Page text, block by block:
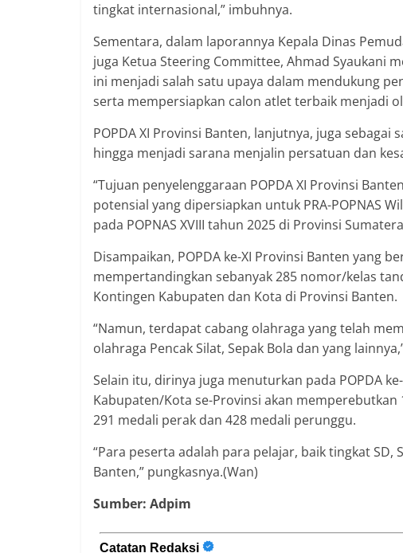
tingkat internasional,” imbuhnya.
Sementara, dalam laporannya Kepala Dinas
juga Ketua Steering Committee, Ahmad Syaukani
ini menjadi salah satu upaya dalam mendukung
serta mempersiapkan calon atlet terbaik menjadi
POPDA XI Provinsi Banten, lanjutnya, juga
hingga menjadi sarana menjalin persatuan dan
“Tujuan penyelenggaraan POPDA XI Provinsi
potensial yang dipersiapkan untuk PRA-POPNAS
pada POPNAS XVIII tahun 2025 di Provinsi
Disampaikan, POPDA ke-XI Provinsi Banten yang
mempertandingkan sebanyak 285 nomor/kelas
Kontingen Kabupaten dan Kota di Provinsi Banten.
“Namun, terdapat cabang olahraga yang telah
olahraga Pencak Silat, Sepak Bola dan yang
Selain itu, dirinya juga menuturkan pada POPDA
Kabupaten/Kota se-Provinsi akan
291 medali perak dan 428 medali perunggu.
“Para peserta adalah para pelajar, baik tingkat SD,
Banten,” pungkasnya.(Wan)
Sumber: Adpim